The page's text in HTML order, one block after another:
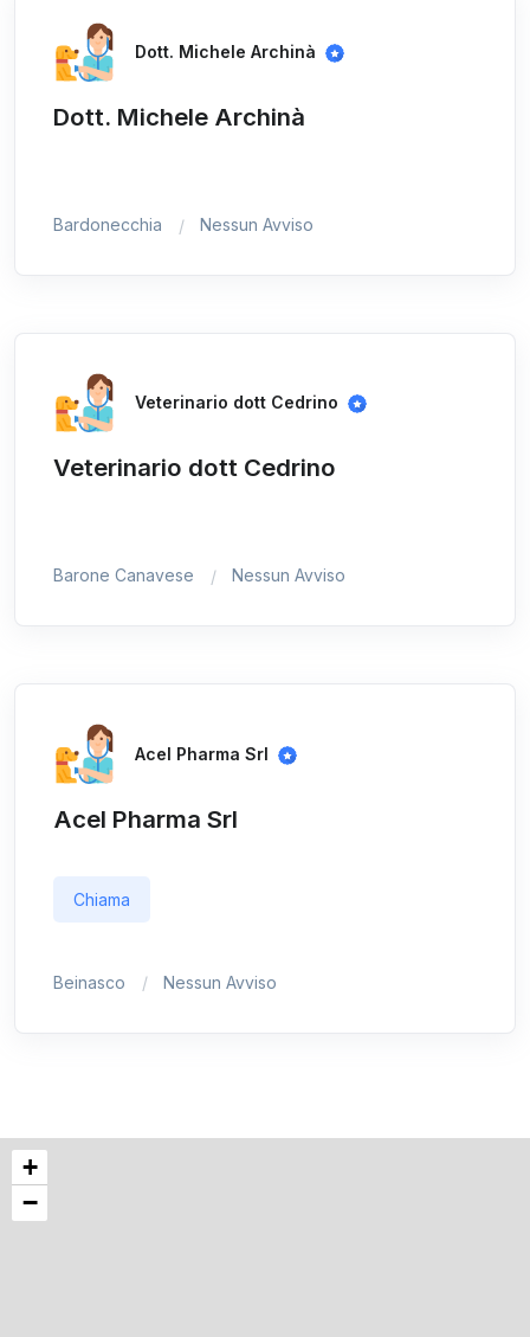
Dott. Michele Archinà
Dott. Michele Archinà
Bardonecchia Nessun Avviso
Veterinario dott Cedrino
Veterinario dott Cedrino
Barone Canavese Nessun Avviso
Acel Pharma Srl
Acel Pharma Srl
Chiama
Beinasco Nessun Avviso
+
−